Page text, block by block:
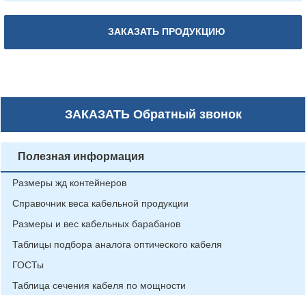
ЗАКАЗАТЬ ПРОДУКЦИЮ
ЗАКАЗАТЬОбратный звонок
Полезная информация
Размеры жд контейнеров
Справочник веса кабельной продукции
Размеры и вес кабельных барабанов
Таблицы подбора аналога оптического кабеля
ГОСТы
Таблица сечения кабеля по мощности